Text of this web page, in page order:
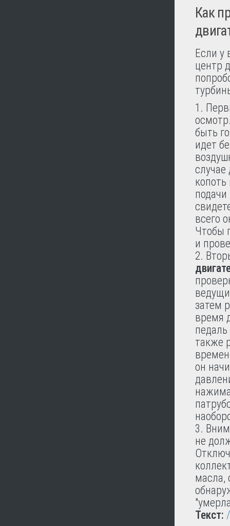
Как
Если у
центр
быть
идет
копоть
всего
Чтобы
и
затем
время
также
он
не
масла,
Текст: /